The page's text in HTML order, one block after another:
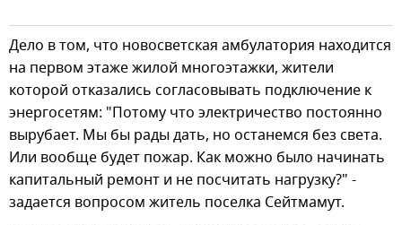
Дело в том, что новосветская амбулатория находится
на первом этаже жилой многоэтажки, жители
которой отказались согласовывать подключение к
энергосетям: "Потому что электричество постоянно
вырубает. Мы бы рады дать, но останемся без света.
Или вообще будет пожар. Как можно было начинать
капитальный ремонт и не посчитать нагрузку?" -
задается вопросом житель поселка Сейтмамут.